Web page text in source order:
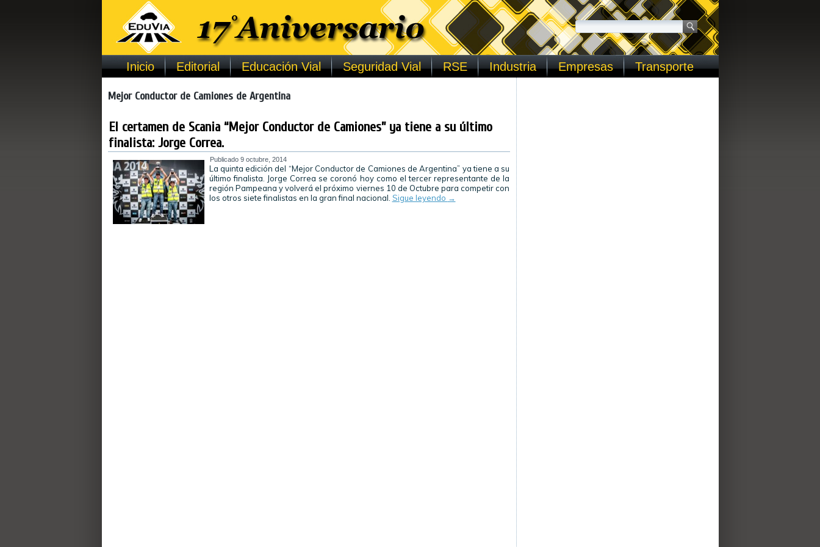
Inicio Editorial Educación Vial Seguridad Vial RSE Industria Empresas Transporte
Mejor Conductor de Camiones de Argentina
El certamen de Scania “Mejor Conductor de Camiones” ya tiene a su último
finalista: Jorge Correa.
Publicado 9 octubre, 2014
La quinta edición del “Mejor Conductor de Camiones de Argentina” ya tiene a su
último finalista. Jorge Correa se coronó hoy como el tercer representante de la
región Pampeana y volverá el próximo viernes 10 de Octubre para competir con
los otros siete finalistas en la gran final nacional. Sigue leyendo →